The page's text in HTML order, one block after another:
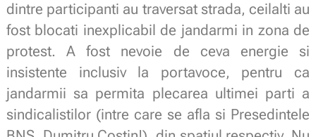
dintre participanti au traversat strada, ceilalti au
fost blocati inexplicabil de jandarmi in zona de
protest. A fost nevoie de ceva energie si
insistente inclusiv la portavoce, pentru ca
jandarmii sa permita plecarea ultimei parti a
sindicalistilor (intre care se afla si Presedintele